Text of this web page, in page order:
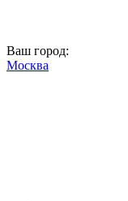
Ваш город:
Москва